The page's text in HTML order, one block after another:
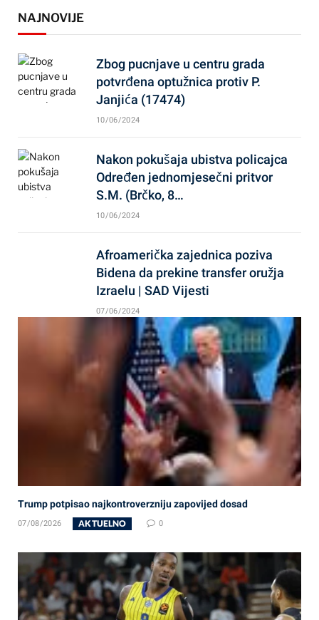
NAJNOVIJE
Zbog pucnjave u centru grada
potvrđena optužnica protiv P.
Janjića (17474)
10/06/2024
Nakon pokušaja ubistva policajca
Određen jednomjesečni pritvor
S.M. (Brčko, 8…
10/06/2024
Afroamerička zajednica poziva
Bidena da prekine transfer oružja
Izraelu | SAD Vijesti
07/06/2024
Trump potpisao najkontroverzniju zapovijed dosad
07/08/2026 AKTUELNO 0